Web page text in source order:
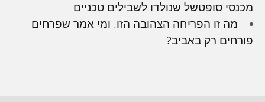
מכנסי סופטשל שנולדו לשבילים טכניים
מה זו הפריחה הצהובה הזו, ומי אמר שפרחים
פורחים רק באביב?